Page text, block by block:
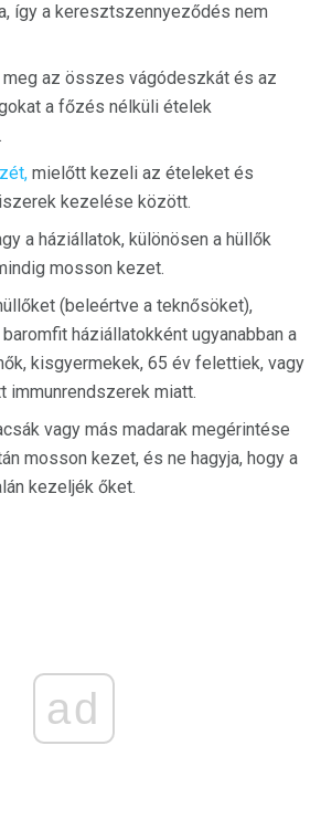
így a keresztszennyeződés nem
az összes vágódeszkát és az
a főzés nélküli ételek
mielőtt kezeli az ételeket és
kezelése között.
a háziállatok, különösen a hüllők
mosson kezet.
(beleértve a teknősöket),
háziállatokként ugyanabban a
kisgyermekek, 65 év felettiek, vagy
immunrendszerek miatt.
vagy más madarak megérintése
mosson kezet, és ne hagyja, hogy a
kezeljék őket.
ad